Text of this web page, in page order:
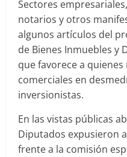
Sectores
notarios y otros
algunos artículos del
de Bienes Inmuebles y
que favorece a
comerciales en
inversionistas.
En las vistas públicas
Diputados expusieron
frente a la comisión